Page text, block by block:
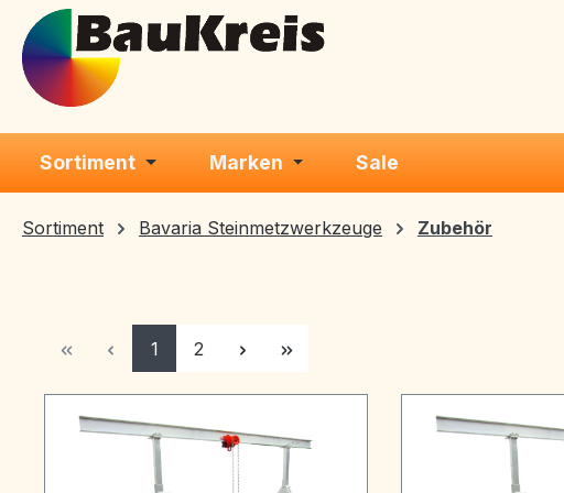
Hauptinhalt springen
Zur Suche springen
Zur Hauptnavigation springen
Sortiment Marken Sale
Sortiment Bavaria Steinmetzwerkzeuge Zubehör
Seite
1 Seite
2